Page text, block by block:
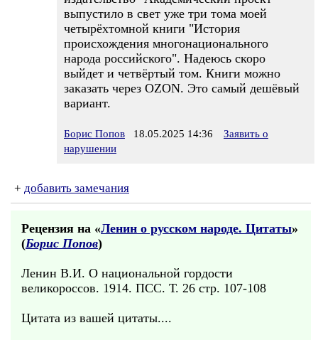
выпустило в свет уже три тома моей
четырёхтомной книги "История
происхождения многонационального
народа российского". Надеюсь скоро
выйдет и четвёртый том. Книги можно
заказать через OZON. Это самый дешёвый
вариант.
Борис Попов 18.05.2025 14:36
Заявить о
нарушении
+ добавить замечания
Рецензия на «Ленин о русском народе. Цитаты»
(Борис Попов)
Ленин В.И. О национальной гордости
великороссов. 1914. ПСС. Т. 26 стр. 107-108
Цитата из вашей цитаты....